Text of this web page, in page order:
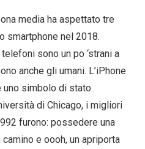
media ha aspettato tre
smartphone nel 2018.
sono un po ‘strani a
anche gli umani. L’iPhone
uno simbolo di stato.
di Chicago, i migliori
furono: possedere una
e oooh, un apriporta